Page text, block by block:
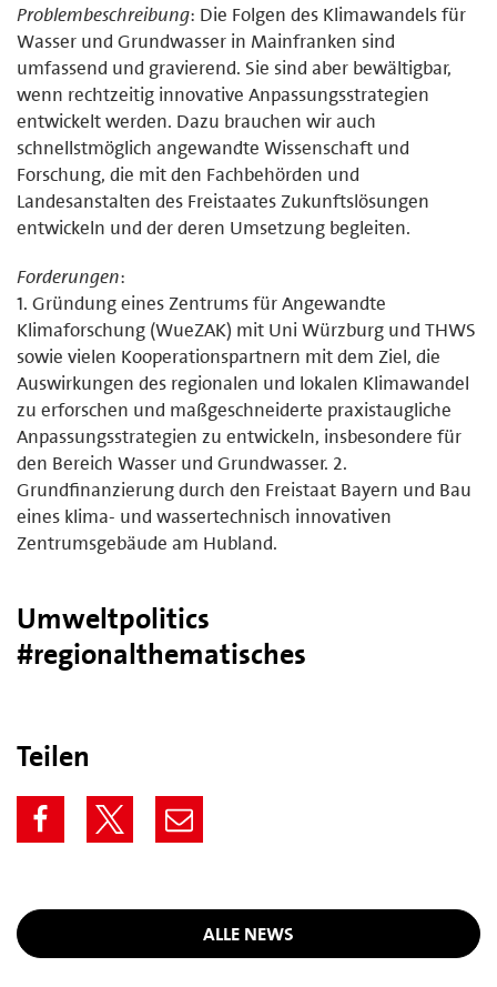
Problembeschreibung: Die Folgen des Klimawandels für
Wasser und Grundwasser in Mainfranken sind
umfassend und gravierend. Sie sind aber bewältigbar,
wenn rechtzeitig innovative Anpassungsstrategien
entwickelt werden. Dazu brauchen wir auch
schnellstmöglich angewandte Wissenschaft und
Forschung, die mit den Fachbehörden und
Landesanstalten des Freistaates Zukunftslösungen
entwickeln und der deren Umsetzung begleiten.
Forderungen:
1. Gründung eines Zentrums für Angewandte
Klimaforschung (WueZAK) mit Uni Würzburg und THWS
sowie vielen Kooperationspartnern mit dem Ziel, die
Auswirkungen des regionalen und lokalen Klimawandel
zu erforschen und maßgeschneiderte praxistaugliche
Anpassungsstrategien zu entwickeln, insbesondere für
den Bereich Wasser und Grundwasser. 2.
Grundfinanzierung durch den Freistaat Bayern und Bau
eines klima- und wassertechnisch innovativen
Zentrumsgebäude am Hubland.
Umweltpolitics
#regionalthematisches
Teilen
ALLE NEWS